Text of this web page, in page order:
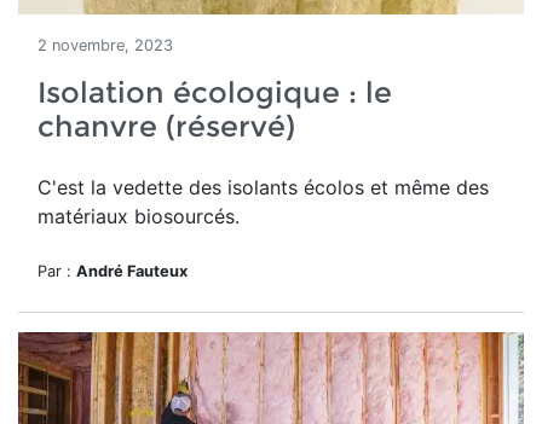
2 novembre, 2023
Isolation écologique : le
chanvre (réservé)
C'est la vedette des isolants écolos et même des
matériaux biosourcés.
Par : André Fauteux